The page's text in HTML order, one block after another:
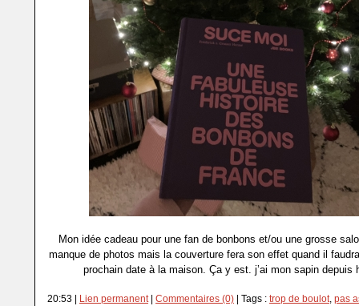
Mon idée cadeau pour une fan de bonbons et/ou une grosse
manque de photos mais la couverture fera son effet quand il
prochain date à la maison. Ça y est. j’ai mon sapin
20:53 | Lien permanent| Commentaires (0) | Tags : trop de boulot, pas